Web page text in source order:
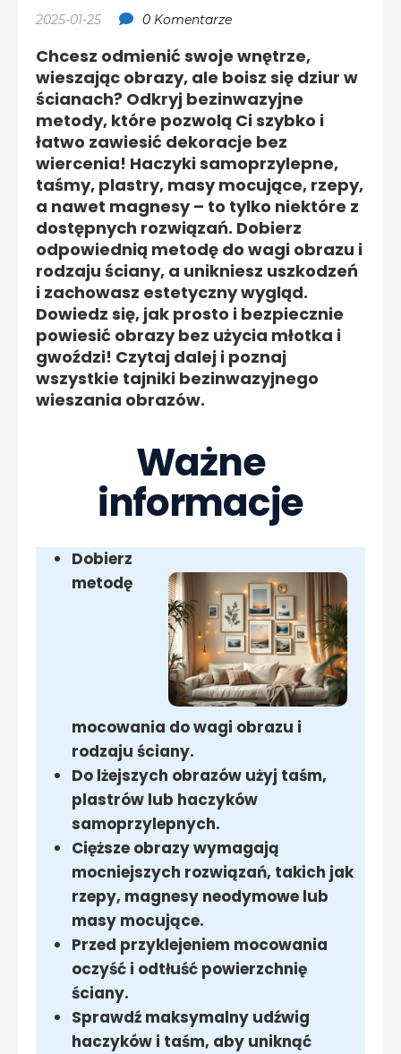
2025-01-25 0 Komentarze
Chcesz odmienić swoje wnętrze,
wieszając obrazy, ale boisz się dziur w
ścianach? Odkryj bezinwazyjne
metody, które pozwolą Ci szybko i
łatwo zawiesić dekoracje bez
wiercenia! Haczyki samoprzylepne,
taśmy, plastry, masy mocujące, rzepy,
a nawet magnesy – to tylko niektóre z
dostępnych rozwiązań. Dobierz
odpowiednią metodę do wagi obrazu i
rodzaju ściany, a unikniesz uszkodzeń
i zachowasz estetyczny wygląd.
Dowiedz się, jak prosto i bezpiecznie
powiesić obrazy bez użycia młotka i
gwoździ! Czytaj dalej i poznaj
wszystkie tajniki bezinwazyjnego
wieszania obrazów.
Ważne
informacje
Dobierz
metodę
mocowania do wagi obrazu i
rodzaju ściany.
Do lżejszych obrazów użyj taśm,
plastrów lub haczyków
samoprzylepnych.
Cięższe obrazy wymagają
mocniejszych rozwiązań, takich jak
rzepy, magnesy neodymowe lub
masy mocujące.
Przed przyklejeniem mocowania
oczyść i odtłuść powierzchnię
ściany.
Sprawdź maksymalny udźwig
haczyków i taśm, aby uniknąć